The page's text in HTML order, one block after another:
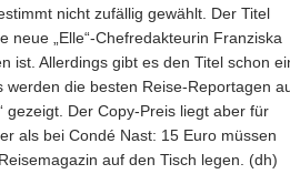
nicht zufällig gewählt. Der Titel
neue „Elle“-Chefredakteurin Franziska
ist. Allerdings gibt es den Titel schon
werden die besten Reise-Reportagen
gezeigt. Der Copy-Preis liegt aber für
als bei Condé Nast: 15 Euro müssen
auf den Tisch legen. (dh)